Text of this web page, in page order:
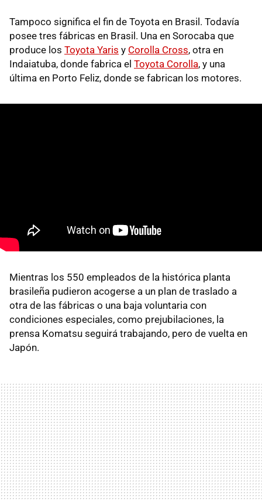
Tampoco significa el fin de Toyota en Brasil. Todavía
posee tres fábricas en Brasil. Una en Sorocaba que
produce los Toyota Yaris y Corolla Cross, otra en
Indaiatuba, donde fabrica el Toyota Corolla, y una
última en Porto Feliz, donde se fabrican los motores.
Mientras los 550 empleados de la histórica planta
brasileña pudieron acogerse a un plan de traslado a
otra de las fábricas o una baja voluntaria con
condiciones especiales, como prejubilaciones, la
prensa Komatsu seguirá trabajando, pero de vuelta en
Japón.